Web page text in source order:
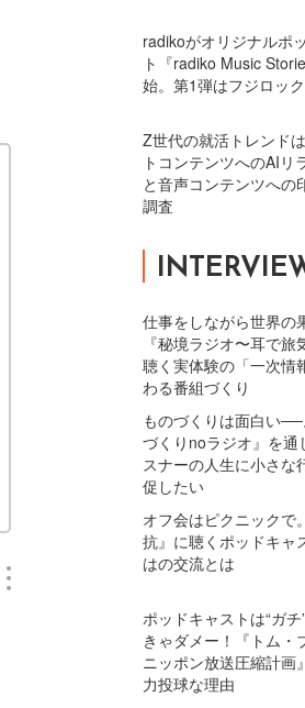
radikoがオリジナルポ
ト『radiko Music
始。第1弾はフジロッ
Z世代の就活トレンド
トコンテンツへのAIリ
と音声コンテンツへの
調査
仕事をしながら世界の
『秘境ラジオ〜耳で旅
聴く実体験の「一次情
わる番組づくり
ものづくりは面白い
づくりnoラジオ』を通
スナーの人生に小さな
促したい
オフ会はピクニックで
抗』に聴くポッドキャ
はの交流とは
ポッドキャストは“ガチ
きゃダメー！『トム・
ニッポン放送圧縮計画
力投球な理由